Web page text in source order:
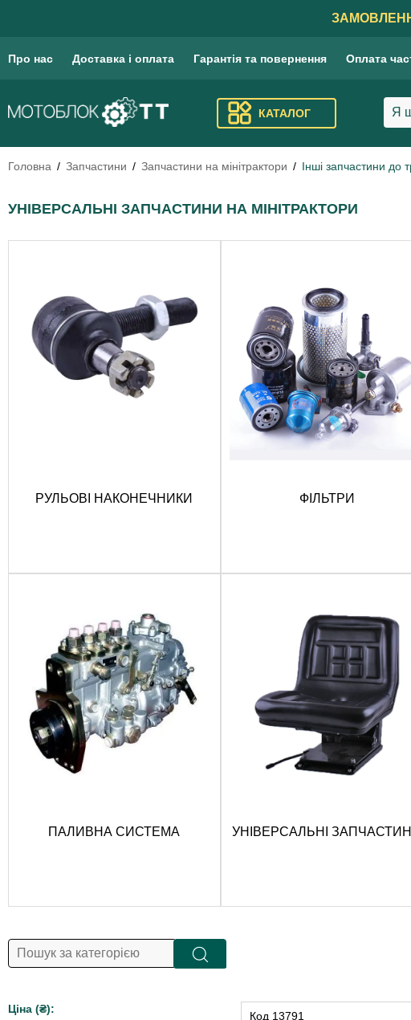
Про нас Доставка і оплата Гарантія та повернення Оплата
КАТАЛОГ
Головна Запчастини Запчастини на мінітрактори Інші запчастини до
УНІВЕРСАЛЬНІ ЗАПЧАСТИНИ НА МІНІТРАКТОРИ
РУЛЬОВІ НАКОНЕЧНИКИ ФІЛЬТРИ
ПАЛИВНА СИСТЕМА УНІВЕРСАЛЬНІ
Цiна (₴):
Код 13791